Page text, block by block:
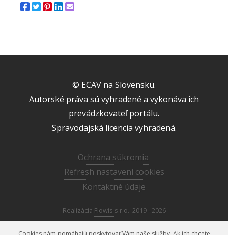
© ECAV na Slovensku.
Autorské práva sú vyhradené a vykonáva ich
prevádzkovateľ portálu.
Spravodajská licencia vyhradená.
Ochrana súkromia
Refresh nastavení cookies
Kontaktné údaje
Realizácia Flowis s.r.o. 2019 - 2026